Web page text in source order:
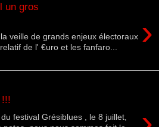
un gros
›
de grands enjeux électoraux
de l' €uro et les fanfaro...
festival Grésiblues , le 8 juillet,